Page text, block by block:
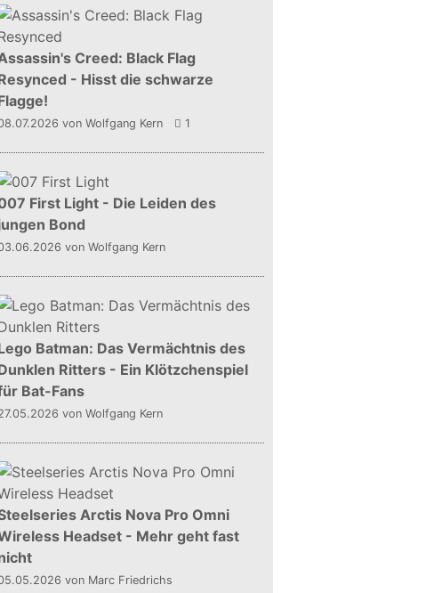
Creed: Black Flag
- Hisst die schwarze
von Wolfgang Kern 1
First Light - Die Leiden des
Bond
von Wolfgang Kern
Batman: Das Vermächtnis des
Ritters - Ein Klötzchenspiel
Bat-Fans
von Wolfgang Kern
Arctis Nova Pro Omni
Headset - Mehr geht fast
von Marc Friedrichs